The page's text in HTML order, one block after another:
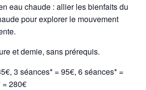
eau chaude : allier les bienfaits du
pour explorer le mouvement
et demie, sans prérequis.
3 séances* = 95€, 6 séances* =
= 280€